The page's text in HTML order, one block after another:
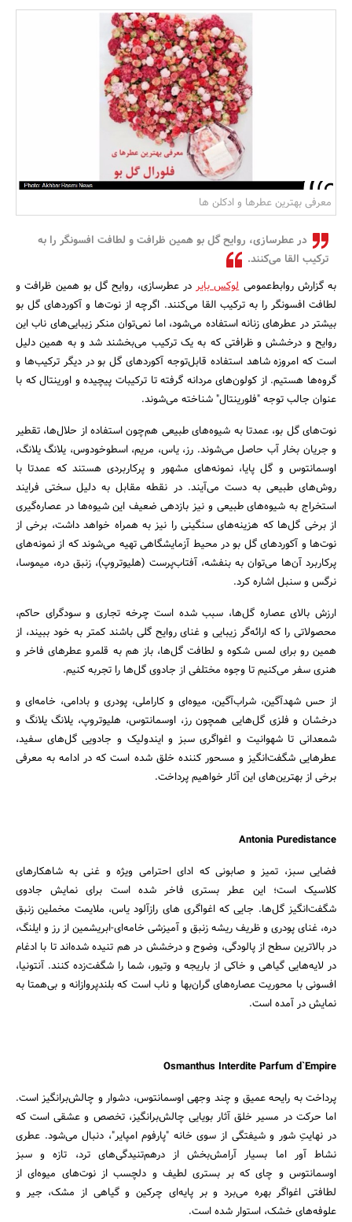
جستجو
معرفی بهترین عطرها و ادکلن ها
در عطرسازی، روایح گل بو همین ظرافت و لطافت افسونگر را به
ترکیب القا می‌کنند.
به گزارش روابط‌عمومیلوکس بایر در عطرسازی، روایح گل بو همین ظرافت و
لطافت افسونگر را به ترکیب القا می‌کنند. اگرچه از نوت‌ها و آکوردهای گل بو
بیشتر در عطرهای زنانه استفاده می‌شود، اما نمی‌توان منکر زیبایی‌های ناب این
روایح و درخشش و ظرافتی که به یک ترکیب می‌بخشند شد و به همین دلیل
است که امروزه شاهد استفاده قابل‌توجه آکوردهای گل بو در دیگر ترکیب‌ها و
گروه‌ها هستیم. از کولون‌های مردانه گرفته تا ترکیبات پیچیده و اورینتال که با
عنوان جالب توجه "فلورینتال" شناخته می‌شوند.
نوت‌های گل بو، عمدتا به شیوه‌های طبیعی هم‌چون استفاده از حلال‌ها، تقطیر
و جریان بخار آب حاصل می‌شوند. رز، یاس، مریم، اسطوخودوس، یلانگ یلانگ،
اوسمانتوس و گل پایا، نمونه‌های مشهور و پرکاربردی هستند که عمدتا با
روش‌های طبیعی به دست می‌آیند. در نقطه مقابل به دلیل سختی فرایند
استخراج به شیوه‌های طبیعی و نیز بازدهی ضعیف این شیوه‌ها در عصاره‌گیری
از برخی گل‌ها که هزینه‌های سنگینی را نیز به همراه خواهد داشت، برخی از
نوت‌ها و آکوردهای گل بو در محیط آزمایشگاهی تهیه می‌شوند که از نمونه‌های
پرکاربرد آن‌ها می‌توان به بنفشه، آفتاب‌پرست (هلیوتروپ)، زنبق دره، میموسا،
نرگس و سنبل اشاره کرد.
ارزش بالای عصاره گل‌ها، سبب شده است چرخه تجاری و سودگرای حاکم،
محصولاتی را که ارائه‌گر زیبایی و غنای روایح گلی باشند کمتر به خود ببیند، از
همین رو برای لمس شکوه و لطافت گل‌ها، باز هم به قلمرو عطرهای فاخر و
هنری سفر می‌کنیم تا وجوه مختلفی از جادوی گل‌ها را تجربه کنیم.
از حس شهدآگین، شراب‌آگین، میوه‌ای و کاراملی، پودری و بادامی، خامه‌ای و
درخشان و فلزی گل‌هایی همچون رز، اوسمانتوس، هلیوتروپ، یلانگ یلانگ و
شمعدانی تا شهوانیت و اغواگری سبز و ایندولیک و جادویی گل‌های سفید،
عطرهایی شگفت‌انگیز و مسحور کننده خلق شده است که در ادامه به معرفی
برخی از بهترین‌های این آثار خواهیم پرداخت.
Antonia Puredistance
فضایی سبز، تمیز و صابونی که ادای احترامی ویژه و غنی به شاهکارهای
کلاسیک است؛ این عطر بستری فاخر شده است برای نمایش جادوی
شگفت‌انگیز گل‌ها. جایی که اغواگری های رازآلود یاس، ملایمت مخملین زنبق
دره، غنای پودری و ظریف ریشه زنبق و آمیزشی خامه‌ای-ابریشمین از رز و ایلنگ،
در بالاترین سطح از پالودگی، وضوح و درخشش در هم تنیده شده‌اند تا با ادغام
در لایه‌هایی گیاهی و خاکی از باریجه و وتیور، شما را شگفت‌زده کنند. آنتونیا،
افسونی با محوریت عصاره‌های گران‌بها و ناب است که بلندپروازانه و بی‌همتا به
نمایش در آمده است.
Osmanthus Interdite Parfum d`Empire
پرداخت به رایحه عمیق و چند وجهی اوسمانتوس، دشوار و چالش‌برانگیز است.
اما حرکت در مسیر خلق آثار بویایی چالش‌برانگیز، تخصص و عشقی است که
در نهایتِ شور و شیفتگی از سوی خانه "پارفوم امپایر"، دنبال می‌شود. عطری
نشاط آور اما بسیار آرامش‌بخش از درهم‌تنیدگی‌های ترد، تازه و سبز
اوسمانتوس و چای که بر بستری لطیف و دلچسب از نوت‌های میوه‌ای از
لطافتی اغواگر بهره می‌برد و بر پایه‌ای چرکین و گیاهی از مشک، جیر و
علوفه‌های خشک، استوار شده است.